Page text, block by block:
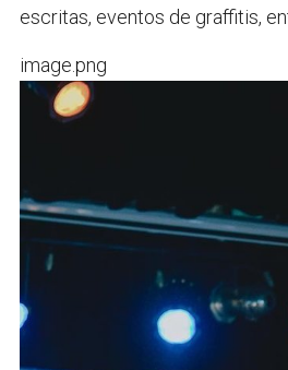
escritas, eventos de graffitis,
image.png